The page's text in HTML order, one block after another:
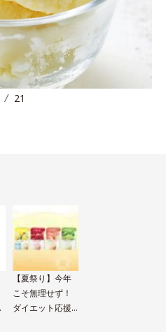
21
【夏祭り】今年
こそ無理せず！
ダイエット応援